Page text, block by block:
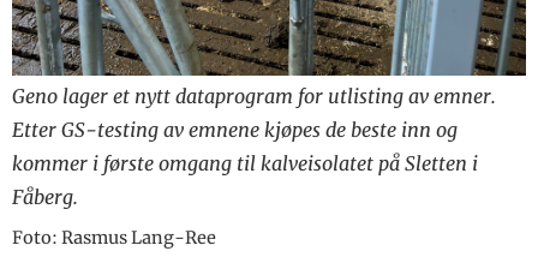
Geno lager et nytt dataprogram for utlisting av emner.
Etter GS-testing av emnene kjøpes de beste inn og
kommer i første omgang til kalveisolatet på Sletten i
Fåberg.
Foto: Rasmus Lang-Ree